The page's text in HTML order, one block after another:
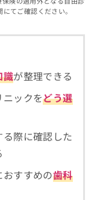
てご確認ください。
識が整理できる
ニックをどう選
際に確認した
すすめの歯科